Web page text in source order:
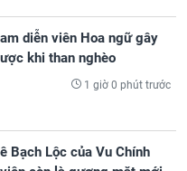
diễn viên Hoa ngữ gây
khi than nghèo
1 giờ 0 phút trước
Bạch Lộc của Vu Chính